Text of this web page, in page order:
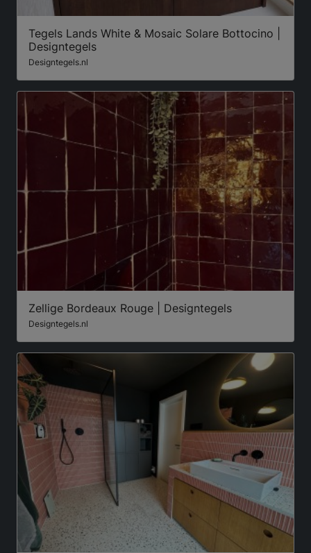
Tegels Lands White & Mosaic Solare Bottocino |
Designtegels
Designtegels.nl
Zellige Bordeaux Rouge | Designtegels
Designtegels.nl